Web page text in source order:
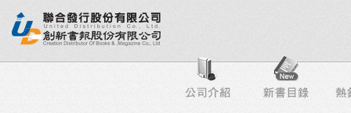
榜 出版社專區 書店專區 目錄下載 會員服務